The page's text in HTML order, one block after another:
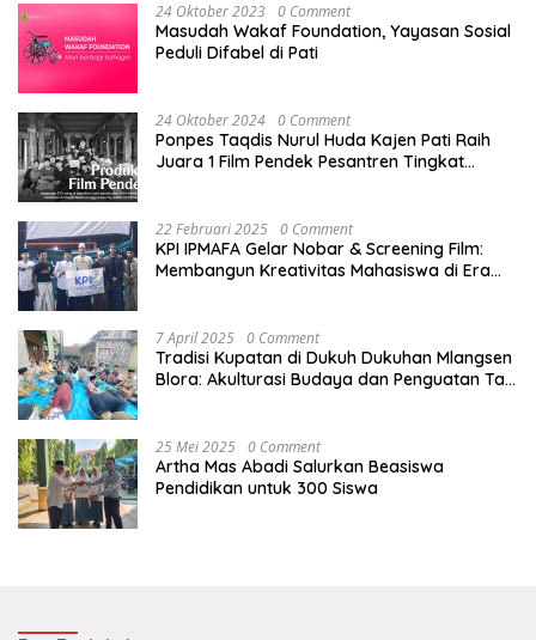
24 Oktober 2023 0 Comment
Masudah Wakaf Foundation, Yayasan Sosial
Peduli Difabel di Pati
24 Oktober 2024 0 Comment
Ponpes Taqdis Nurul Huda Kajen Pati Raih
Juara 1 Film Pendek Pesantren Tingkat
22 Februari 2025 0 Comment
KPI IPMAFA Gelar Nobar & Screening Film:
Membangun Kreativitas Mahasiswa di Era
7 April 2025 0 Comment
Tradisi Kupatan di Dukuh Dukuhan Mlangsen
Blora: Akulturasi Budaya dan Penguatan Tali
25 Mei 2025 0 Comment
Artha Mas Abadi Salurkan Beasiswa
Pendidikan untuk 300 Siswa